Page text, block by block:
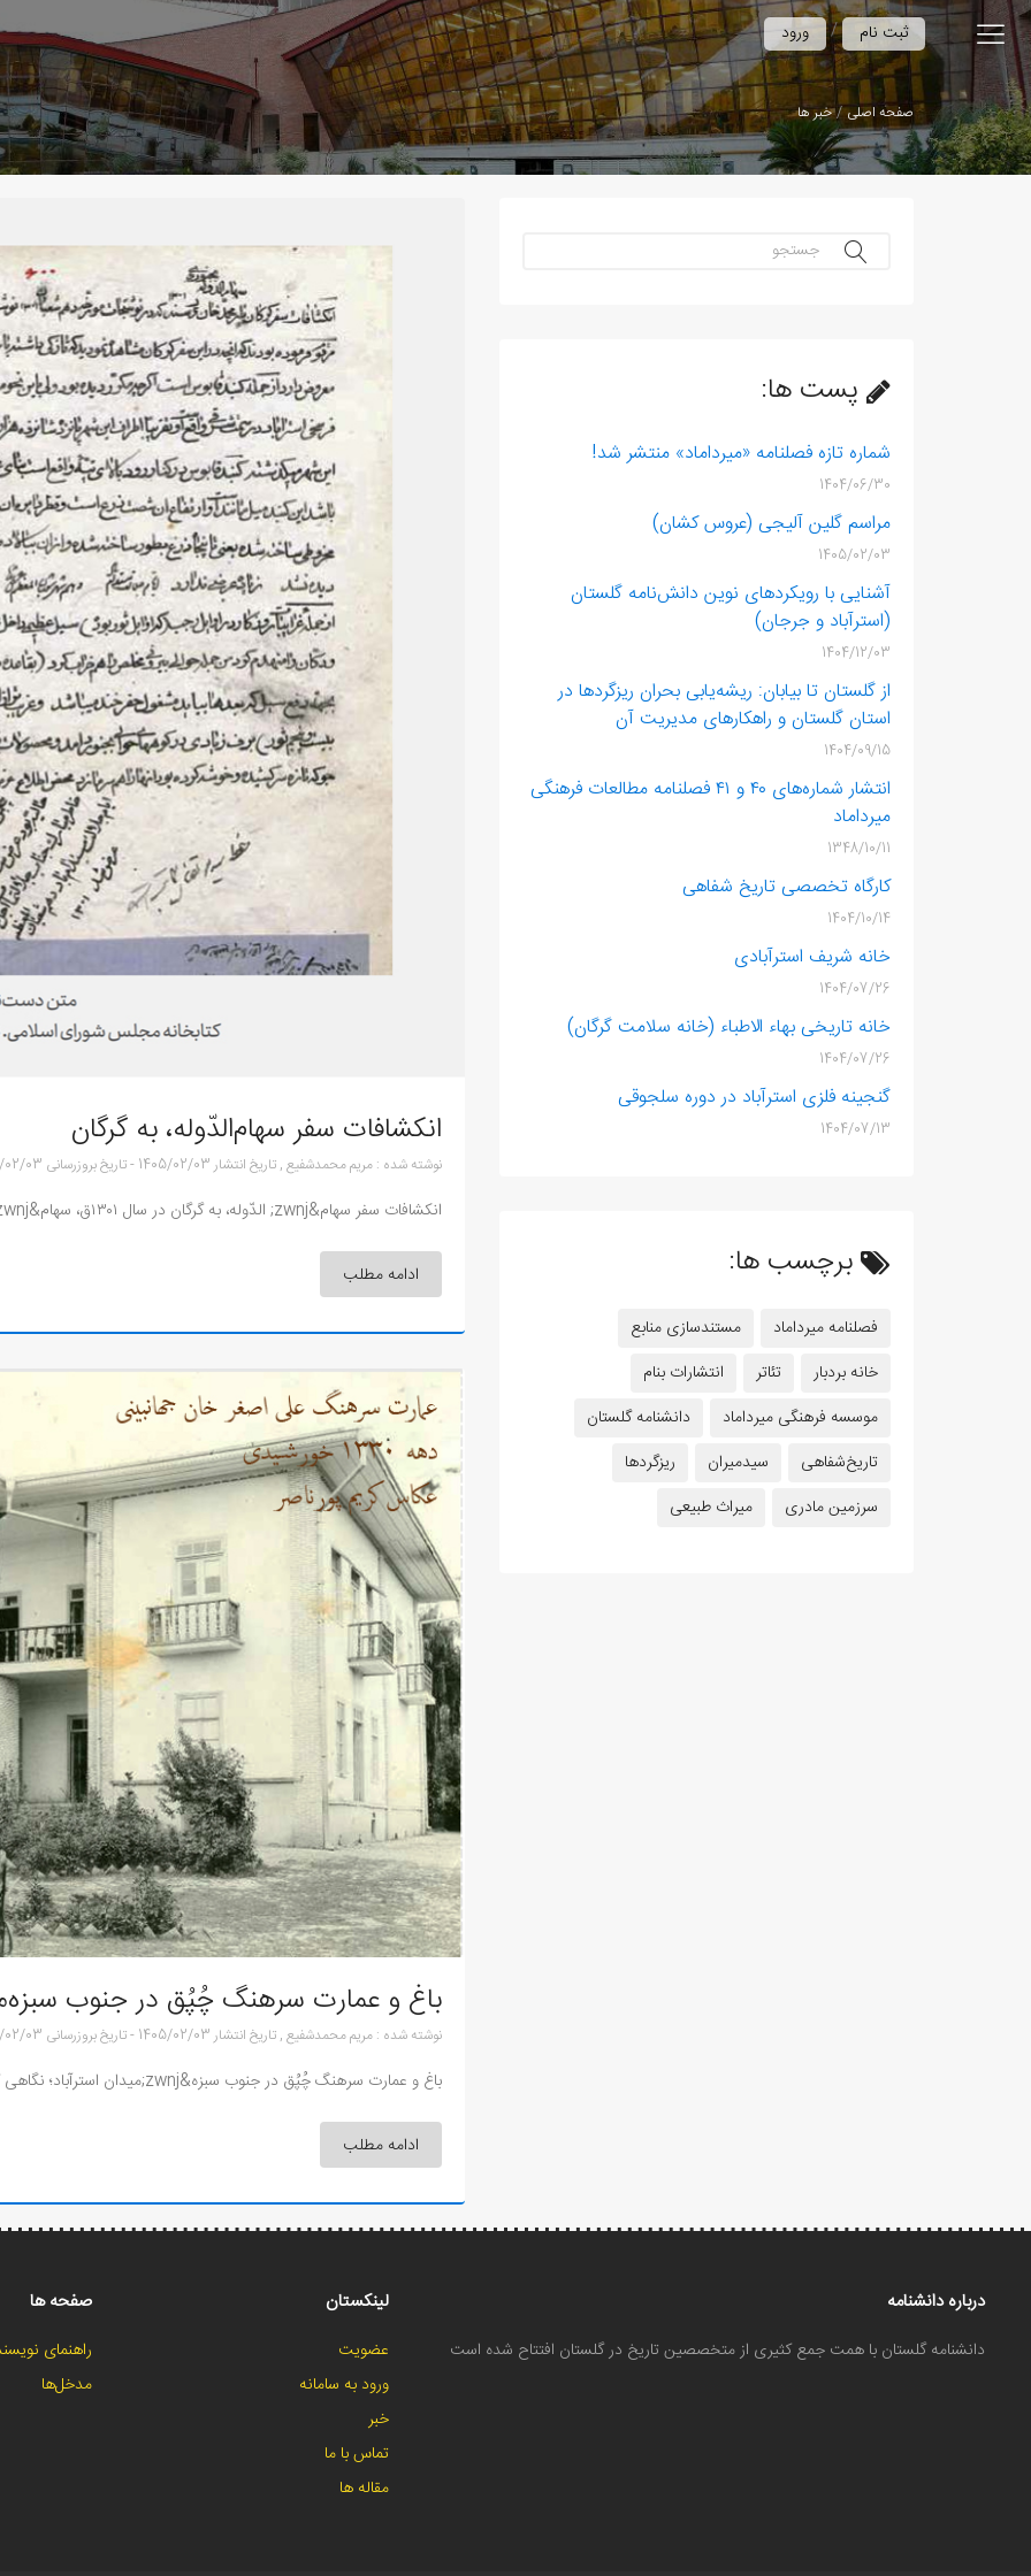
ورود / ثبت نام
صفحه اصلی خبر ها
انکشافات سفر سهام‌الدّوله، به گرگان
نوشته شده : مریم محمدشفیع ,تاریخ انتشار 1405/02/03
-تاریخ بروزرسانی 02/03
انکشافات سفر سهام&zwnj; الدّوله، به گرگان در سال ۱۳۰۱ق، سهام&zwnj; الدوله بجنوردی در مأموریتی دول...
ادامه مطلب
باغ و عمارت سرهنگ چُپُق در جنوب
نوشته شده : مریم محمدشفیع ,تاریخ انتشار 1405/02/03
-تاریخ بروزرسانی 02/03
باغ و عمارت سرهنگ چُپُق در جنوب سبزه&zwnj;میدان استرآباد؛ نگاهی گذرا به الگوهای توسعه شهر گرگان در د...
ادامه مطلب
جستجو...
پست ها:
شماره تازه فصلنامه «میرداماد» منتشر شد!
1404/06/30
مراسم گلین ‌آلیجی (عروس‌ کشان)
1405/02/03
آشنایی با رویکردهای نوین دانش‌نامه گلستان
(استرآباد و جرجان)
1404/12/03
از گلستان تا بیابان: ریشه‌یابی بحران ریزگردها در
استان گلستان و راهکارهای مدیریت آن
1404/09/15
انتشار شماره‌های ۴۰ و ۴۱ فصلنامه مطالعات فرهنگی
میرداماد
1348/10/11
کارگاه تخصصی تاریخ شفاهی
1404/10/14
خانه شریف‌ استرآبادی
1404/07/26
خانه تاریخی بهاء الاطباء (خانه سلامت گرگان)
1404/07/26
گنجینه فلزی استرآباد در دوره سلجوقی
1404/07/13
برچسب ها:
فصلنامه میرداماد
مستندسازی منابع
خانه بردبار
تئاتر
انتشارات بنام
موسسه فرهنگی میرداماد
دانشنامه گلستان
تاریخ‌شفاهی
سیدمیران
ریزگردها
سرزمین مادری
میراث طبیعی
درباره دانشنامه
دانشنامه گلستان با همت جمع کثیری از متخصصین تاریخ در گلستان افتتاح شده است
لینکستان
عضویت
ورود به سامانه
خبر
تماس با ما
مقاله ها
صفحه ها
راهنمای
مدخل‌ها